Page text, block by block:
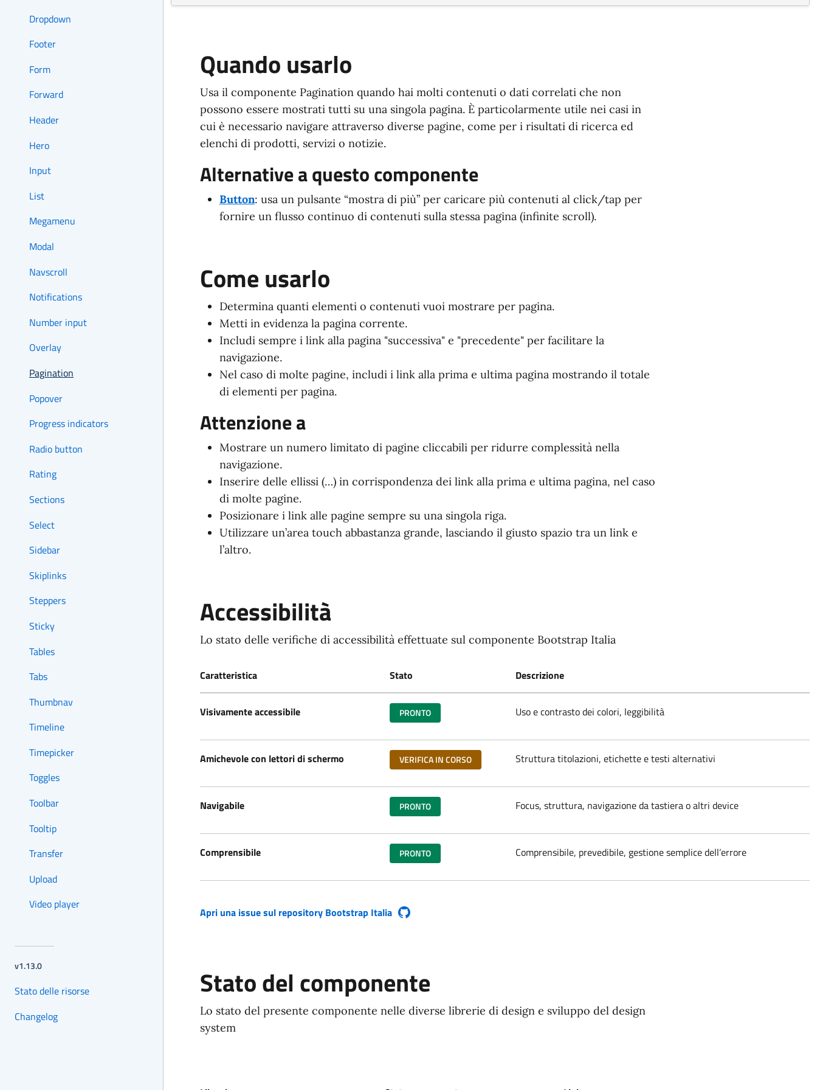
Dropdown
Footer
Form
Forward
Header
Hero
Input
List
Megamenu
Modal
Navscroll
Notifications
Number input
Overlay
Pagination
Popover
Progress indicators
Radio button
Rating
Sections
Select
Sidebar
Skiplinks
Steppers
Sticky
Tables
Tabs
Thumbnav
Timeline
Timepicker
Toggles
Toolbar
Tooltip
Transfer
Upload
Video player
versione corrente:
v1.13.0
Stato delle risorse
Changelog
Quando usarlo
Usa il componente Pagination quando hai molti contenuti o dati correlati che non
possono essere mostrati tutti su una singola pagina. È particolarmente utile nei casi in
cui è necessario navigare attraverso diverse pagine, come per i risultati di ricerca ed
elenchi di prodotti, servizi o notizie.
Alternative a questo componente
Button: usa un pulsante “mostra di più” per caricare più contenuti al click/tap per
fornire un flusso continuo di contenuti sulla stessa pagina (infinite scroll).
Come usarlo
Determina quanti elementi o contenuti vuoi mostrare per pagina.
Metti in evidenza la pagina corrente.
Includi sempre i link alla pagina "successiva" e "precedente" per facilitare la
navigazione.
Nel caso di molte pagine, includi i link alla prima e ultima pagina mostrando il totale
di elementi per pagina.
Attenzione a
Mostrare un numero limitato di pagine cliccabili per ridurre complessità nella
navigazione.
Inserire delle ellissi (…) in corrispondenza dei link alla prima e ultima pagina, nel caso
di molte pagine.
Posizionare i link alle pagine sempre su una singola riga.
Utilizzare un’area touch abbastanza grande, lasciando il giusto spazio tra un link e
l’altro.
Accessibilità
Lo stato delle verifiche di accessibilità effettuate sul componente Bootstrap Italia
Caratteristica Stato Descrizione
Visivamente accessibile PRONTO Uso e contrasto dei colori, leggibilità
Amichevole con lettori di schermo VERIFICA IN CORSO Struttura titolazioni, etichette e testi alternativi
Navigabile PRONTO Focus, struttura, navigazione da tastiera o altri device
Comprensibile PRONTO Comprensibile, prevedibile, gestione semplice dell’errore
Apri una issue sul repository Bootstrap Italia
(si apre in una nuova finestra)
Stato del componente
Lo stato del presente componente nelle diverse librerie di design e sviluppo del design
system